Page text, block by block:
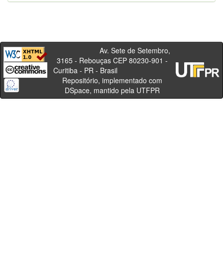
Av. Sete de Setembro,
3165 - Rebouças CEP 80230-901 -
Curitiba - PR - Brasil
Repositório, implementado com
DSpace, mantido pela UTFPR